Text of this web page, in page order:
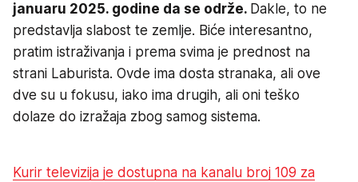
januaru 2025. godine da se održe. Dakle, to ne
predstavlja slabost te zemlje. Biće interesantno,
pratim istraživanja i prema svima je prednost na
strani Laburista. Ovde ima dosta stranaka, ali ove
dve su u fokusu, iako ima drugih, ali oni teško
dolaze do izražaja zbog samog sistema.
Kurir televizija je dostupna na kanalu broj 109 za